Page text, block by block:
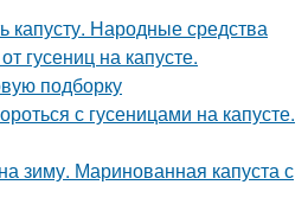
капусту. Народные средства
гусениц на капусте.
подборку
с гусеницами на капусте.
зиму. Маринованная капуста с